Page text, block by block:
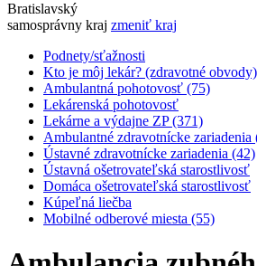
Bratislavský
samosprávny kraj zmeniť kraj
Podnety/sťažnosti
Kto je môj lekár? (zdravotné obvody)
Ambulantná pohotovosť (75)
Lekárenská pohotovosť
Lekárne a výdajne ZP (371)
Ambulantné zdravotnícke zariadenia
Ústavné zdravotnícke zariadenia (42)
Ústavná ošetrovateľská starostlivosť
Domáca ošetrovateľská starostlivosť
Kúpeľná liečba
Mobilné odberové miesta (55)